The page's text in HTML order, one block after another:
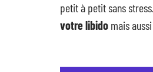
petit à petit sans
votre libido mais